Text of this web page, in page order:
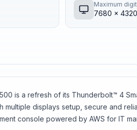
Maximum
7680 x
is a refresh of its Thunderbolt™ 4
displays setup, secure and
console powered by AWS for IT